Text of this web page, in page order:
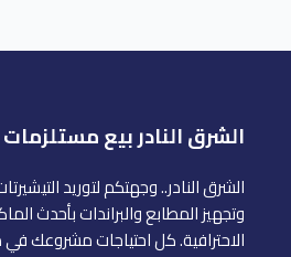
الشرق النادر بيع
الشرق النادر.. وجهتكم لتوريد
وتجهيز المطابع والبراندات بأحدث
الاحترافية. كل احتياجات مشروعك